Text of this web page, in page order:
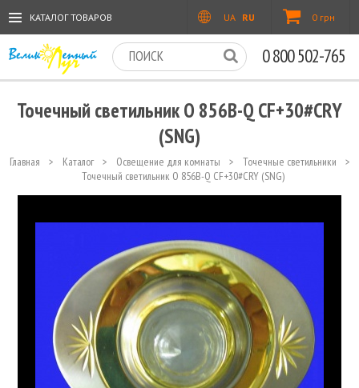
0 грн
UA RU
КАТАЛОГ ТОВАРОВ
0 800 502-765
Точечный светильник O 856B-Q CF+30#CRY
(SNG)
Главная > Каталог > Освещение для комнаты > Точечные светильники
>
Точечный светильник O 856B-Q CF+30#CRY (SNG)